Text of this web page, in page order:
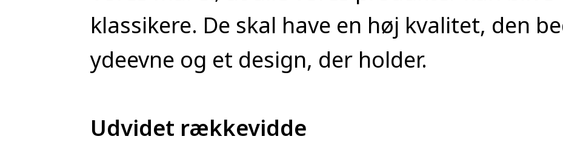
klassikere. De skal have en høj kvalitet, den
ydeevne og et design, der holder.
Udvidet rækkevidde